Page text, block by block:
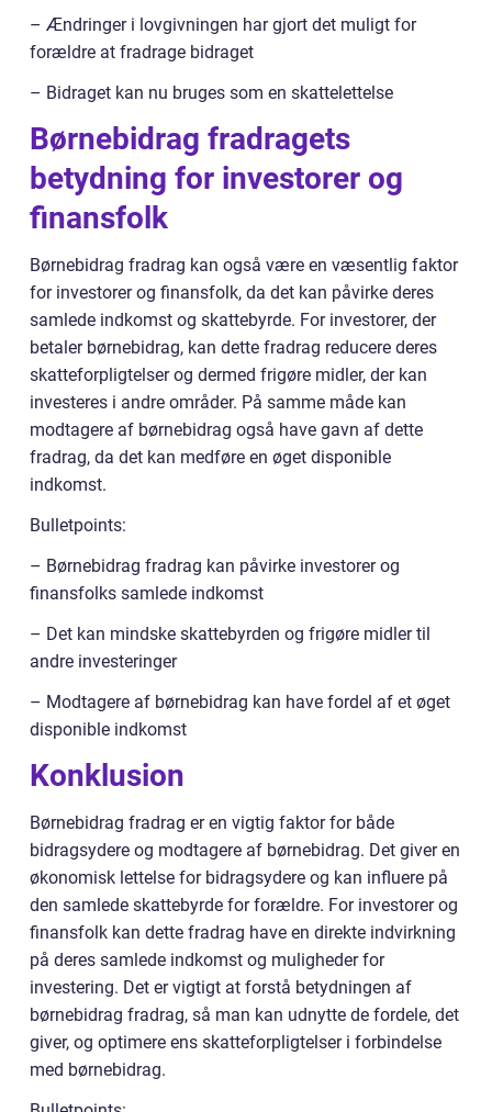
– Ændringer i lovgivningen har gjort det muligt for
forældre at fradrage bidraget
– Bidraget kan nu bruges som en skattelettelse
Børnebidrag fradragets
betydning for investorer og
finansfolk
Børnebidrag fradrag kan også være en væsentlig faktor
for investorer og finansfolk, da det kan påvirke deres
samlede indkomst og skattebyrde. For investorer, der
betaler børnebidrag, kan dette fradrag reducere deres
skatteforpligtelser og dermed frigøre midler, der kan
investeres i andre områder. På samme måde kan
modtagere af børnebidrag også have gavn af dette
fradrag, da det kan medføre en øget disponible
indkomst.
Bulletpoints:
– Børnebidrag fradrag kan påvirke investorer og
finansfolks samlede indkomst
– Det kan mindske skattebyrden og frigøre midler til
andre investeringer
– Modtagere af børnebidrag kan have fordel af et øget
disponible indkomst
Konklusion
Børnebidrag fradrag er en vigtig faktor for både
bidragsydere og modtagere af børnebidrag. Det giver en
økonomisk lettelse for bidragsydere og kan influere på
den samlede skattebyrde for forældre. For investorer og
finansfolk kan dette fradrag have en direkte indvirkning
på deres samlede indkomst og muligheder for
investering. Det er vigtigt at forstå betydningen af
børnebidrag fradrag, så man kan udnytte de fordele, det
giver, og optimere ens skatteforpligtelser i forbindelse
med børnebidrag.